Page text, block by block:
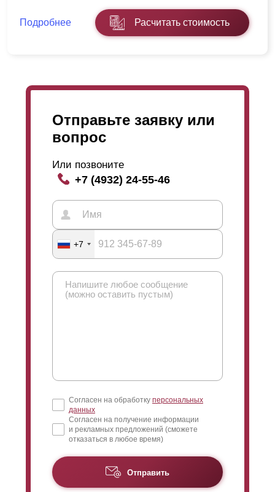
Подробнее Расчитать стоимость
Отправьте заявку или
вопрос
Или позвоните
+7 (4932) 24-55-46
+7
Согласен на обработку персональных
данных
Согласен на получение информации
и рекламных предложений (сможете
отказаться в любое время)
Отправить